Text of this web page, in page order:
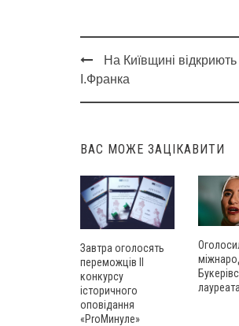
Post
navigation
На Київщині
І.Франка
ВАС МОЖЕ ЗАЦІКАВИТИ
Завтра оголосять
переможців ІІ
конкурсу
історичного
оповідання
«ProМинуле»
лауреата